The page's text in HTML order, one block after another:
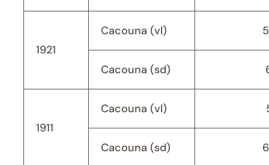
1921
Cacouna (vl)
Cacouna (sd)
1911
Cacouna (vl)
Cacouna (sd)